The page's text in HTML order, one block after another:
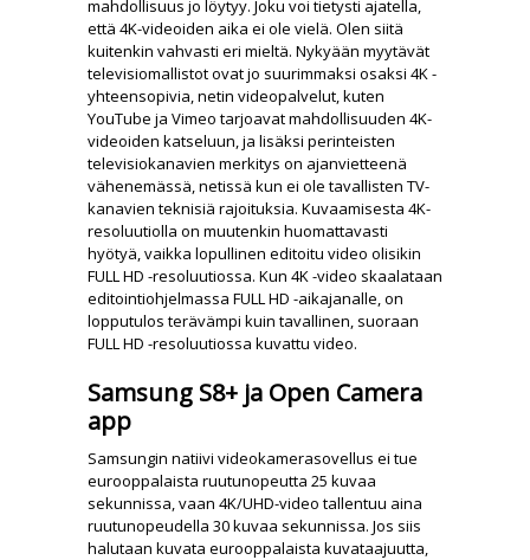
mahdollisuus jo löytyy. Joku voi tietysti ajatella,
että 4K-videoiden aika ei ole vielä. Olen siitä
kuitenkin vahvasti eri mieltä. Nykyään myytävät
televisiomallistot ovat jo suurimmaksi osaksi 4K -
yhteensopivia, netin videopalvelut, kuten
YouTube ja Vimeo tarjoavat mahdollisuuden 4K-
videoiden katseluun, ja lisäksi perinteisten
televisiokanavien merkitys on ajanvietteenä
vähenemässä, netissä kun ei ole tavallisten TV-
kanavien teknisiä rajoituksia. Kuvaamisesta 4K-
resoluutiolla on muutenkin huomattavasti
hyötyä, vaikka lopullinen editoitu video olisikin
FULL HD -resoluutiossa. Kun 4K -video skaalataan
editointiohjelmassa FULL HD -aikajanalle, on
lopputulos terävämpi kuin tavallinen, suoraan
FULL HD -resoluutiossa kuvattu video.
Samsung S8+ ja Open Camera
app
Samsungin natiivi videokamerasovellus ei tue
eurooppalaista ruutunopeutta 25 kuvaa
sekunnissa, vaan 4K/UHD-video tallentuu aina
ruutunopeudella 30 kuvaa sekunnissa. Jos siis
halutaan kuvata eurooppalaista kuvataajuutta,